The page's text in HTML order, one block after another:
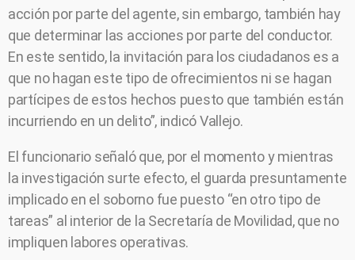
acción por parte del agente, sin embargo, también hay
que determinar las acciones por parte del conductor.
En este sentido, la invitación para los ciudadanos es a
que no hagan este tipo de ofrecimientos ni se hagan
partícipes de estos hechos puesto que también están
incurriendo en un delito”, indicó Vallejo.
El funcionario señaló que, por el momento y mientras
la investigación surte efecto, el guarda presuntamente
implicado en el soborno fue puesto “en otro tipo de
tareas” al interior de la Secretaría de Movilidad, que no
impliquen labores operativas.